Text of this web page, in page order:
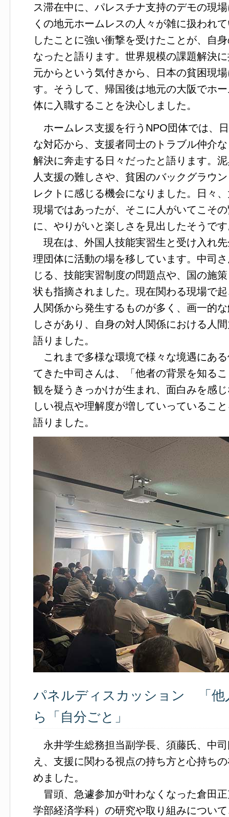
ス滞在中に、パレスチナ支持のデモの現
くの地元ホームレスの人々が雑に扱われ
したことに強い衝撃を受けたことが、自
なったと語ります。世界規模の課題解決
元からという気付きから、日本の貧困現
す。そうして、帰国後は地元の大阪でホ
体に入職することを決心しました。
ホームレス支援を行うNPO団体では、
な対応から、支援者同士のトラブル仲介
解決に奔走する日々だったと語ります。
人支援の難しさや、貧困のバックグラウ
レクトに感じる機会になりました。日々
現場ではあったが、そこに人がいてこそ
に、やりがいと楽しさを見出したそうで
現在は、外国人技能実習生と受け入れ
理団体に活動の場を移しています。中司
じる、技能実習制度の問題点や、国の施
状も指摘されました。現在関わる現場で
人関係から発生するものが多く、画一的
しさがあり、自身の対人関係における人
語りました。
これまで多様な環境で様々な境遇にあ
てきた中司さんは、「他者の背景を知る
観を疑うきっかけが生まれ、面白みを感
しい視点や理解度が増していっているこ
語りました。
パネルディスカッション 「他
ら「自分ごと」
永井学生総務担当副学長、須藤氏、中
え、支援に関わる視点の持ち方と心持ち
めました。
冒頭、急遽参加が叶わなくなった倉田
学部経済学科）の研究や取り組みについ